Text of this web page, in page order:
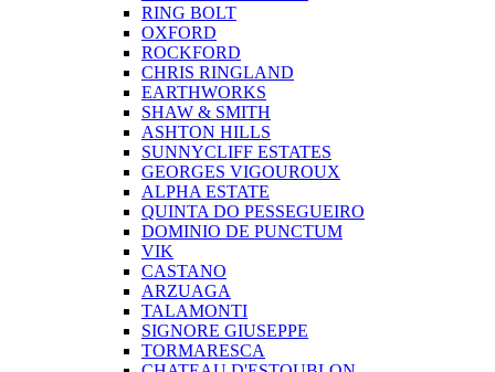
RING BOLT
OXFORD
ROCKFORD
CHRIS RINGLAND
EARTHWORKS
SHAW & SMITH
ASHTON HILLS
SUNNYCLIFF ESTATES
GEORGES VIGOUROUX
ALPHA ESTATE
QUINTA DO PESSEGUEIRO
DOMINIO DE PUNCTUM
VIK
CASTANO
ARZUAGA
TALAMONTI
SIGNORE GIUSEPPE
TORMARESCA